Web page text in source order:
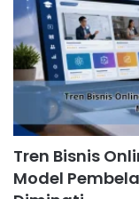
Tren Bisnis
Model